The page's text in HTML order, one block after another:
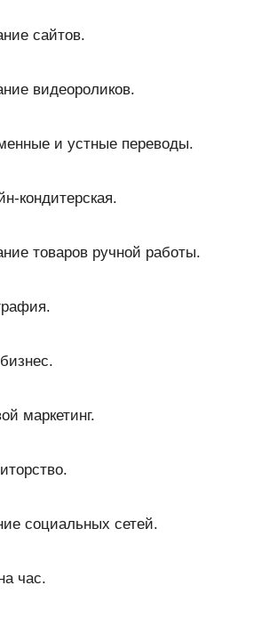
сайтов.
видеороликов.
и устные переводы.
кондитерская.
товаров ручной работы.
маркетинг.
социальных сетей.
час.